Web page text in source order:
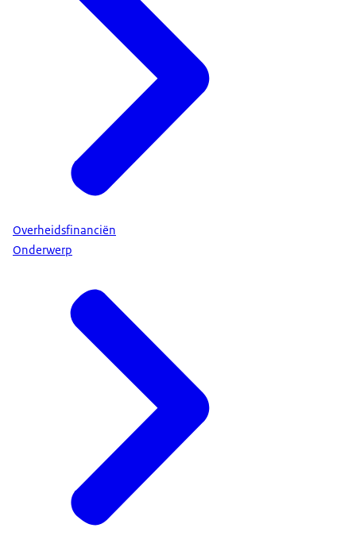
Overheidsfinanciën
Onderwerp